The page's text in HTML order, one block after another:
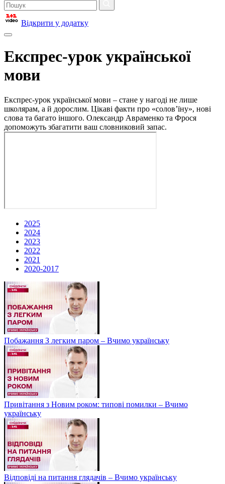
Відкрити у додатку
Експрес-урок української
мови
Експрес-урок української мови – стане у нагоді не лише
школярам, а й дорослим. Цікаві факти про «солов’їну», нові
слова та багато іншого. Олександр Авраменко та Фрося
допоможуть збагатити ваш словниковий запас.
2025
2024
2023
2022
2021
2020-2017
Побажання З легким паром – Вчимо українську
Привітання з Новим роком: типові помилки – Вчимо
українську
Відповіді на питання глядачів – Вчимо українську